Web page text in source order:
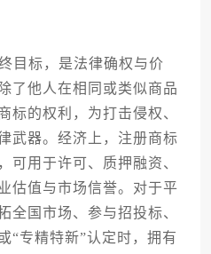
标，是法律确权与价
了他人在相同或类似商品
标的权利，为打击侵权、
武器。经济上，注册商标
可用于许可、质押融资、
估值与市场信誉。对于平
全国市场、参与招投标、
“专精特新”认定时，拥有